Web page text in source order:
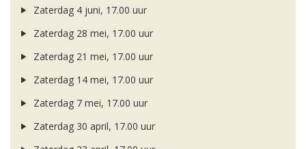
Zaterdag 4 juni, 17.00 uur
Zaterdag 28 mei, 17.00 uur
Zaterdag 21 mei, 17.00 uur
Zaterdag 14 mei, 17.00 uur
Zaterdag 7 mei, 17.00 uur
Zaterdag 30 april, 17.00 uur